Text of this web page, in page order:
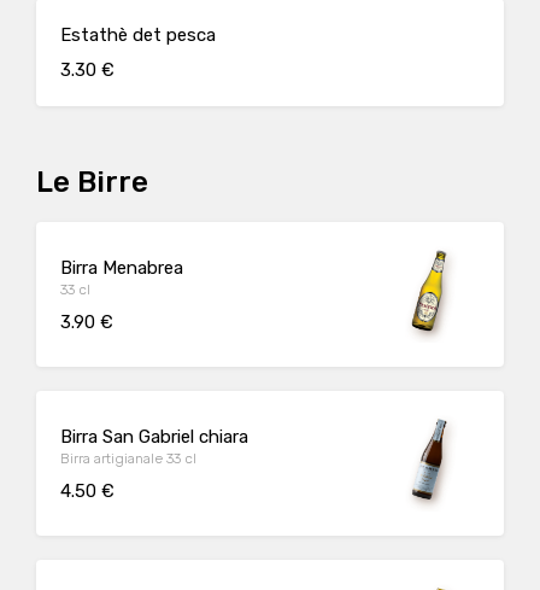
Estathè det pesca
3.30 €
Le Birre
Birra Menabrea
33 cl
3.90 €
Birra San Gabriel chiara
Birra artigianale 33 cl
4.50 €